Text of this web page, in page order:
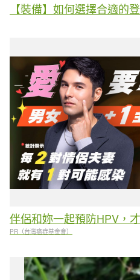
【裝備】如何選擇合適的
伴侶和妳一起預防HPV，
PR（台灣癌症基金會）